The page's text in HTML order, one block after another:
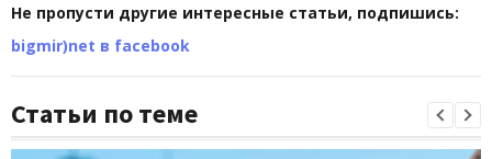
Не пропусти другие интересные статьи, подпишись:
bigmir)net в facebook
Статьи по теме